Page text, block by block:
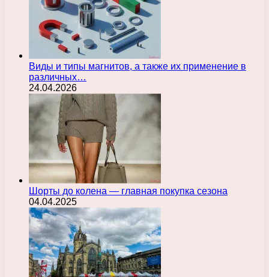
Виды и типы магнитов, а также их применение в
различных…
24.04.2026
Шорты до колена — главная покупка сезона
04.04.2025